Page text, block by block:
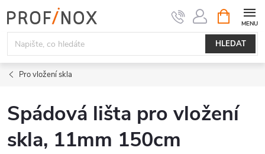
na
obsah
HLEDAT
NÁKUPNÍ
KOŠÍK
Pro vložení skla
Spádová lišta pro vložení
skla, 11mm 150cm